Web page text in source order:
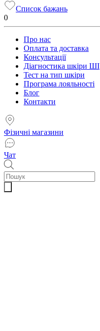
Список бажань
0
Про нас
Оплата та доставка
Консультації
Діагностика шкіри ШІ
Тест на тип шкіри
Програма лояльності
Блог
Контакти
Фізичні магазини
Чат
Пошук
товарів